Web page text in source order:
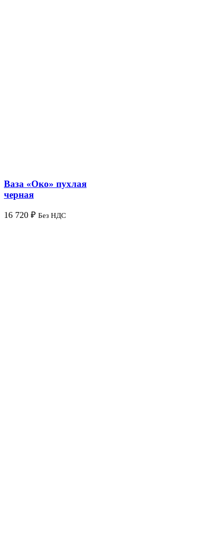
Ваза «Око» пухлая
черная
16 720 ₽ Без НДС